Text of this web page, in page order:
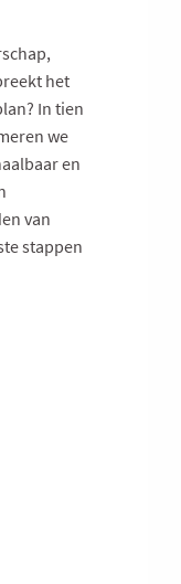
het
In tien
we
en
van
stappen